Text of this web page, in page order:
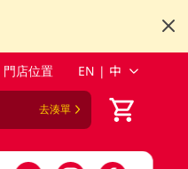
門店位置 EN | 中
去湊單